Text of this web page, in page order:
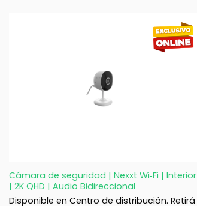
Cámara de seguridad | Nexxt Wi‑Fi | Interior
| 2K QHD | Audio Bidireccional
Disponible en Centro de distribución. Retirá